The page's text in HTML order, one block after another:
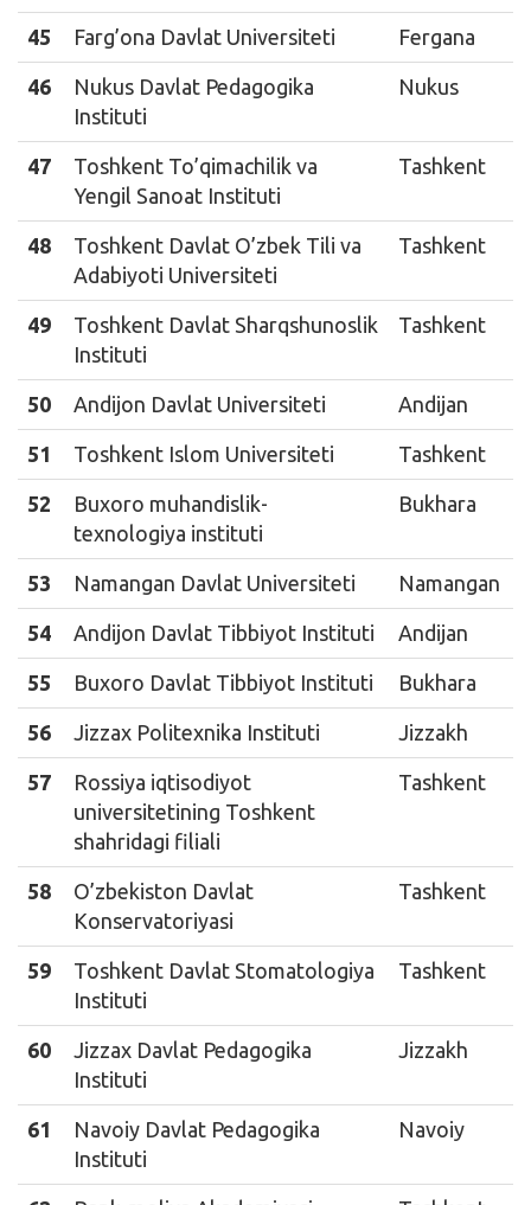
45 Farg’ona Davlat Universiteti Fergana
46
Nukus Davlat Pedagogika
Instituti
Nukus
47
Toshkent To’qimachilik va
Yengil Sanoat Instituti
Tashkent
48
Toshkent Davlat O’zbek Tili va
Adabiyoti Universiteti
Tashkent
49
Toshkent Davlat Sharqshunoslik
Instituti
Tashkent
50 Andijon Davlat Universiteti Andijan
51 Toshkent Islom Universiteti Tashkent
52
Buxoro muhandislik-
texnologiya instituti
Bukhara
53 Namangan Davlat Universiteti Namangan
54 Andijon Davlat Tibbiyot Instituti Andijan
55 Buxoro Davlat Tibbiyot Instituti Bukhara
56 Jizzax Politexnika Instituti Jizzakh
57
Rossiya iqtisodiyot
universitetining Toshkent
shahridagi filiali
Tashkent
58
O’zbekiston Davlat
Konservatoriyasi
Tashkent
59
Toshkent Davlat Stomatologiya
Instituti
Tashkent
60
Jizzax Davlat Pedagogika
Instituti
Jizzakh
61
Navoiy Davlat Pedagogika
Instituti
Navoiy